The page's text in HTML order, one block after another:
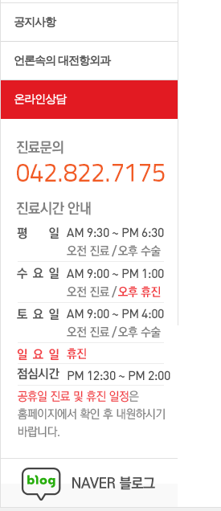
공지사항
언론속의 대전항외과
온라인상담